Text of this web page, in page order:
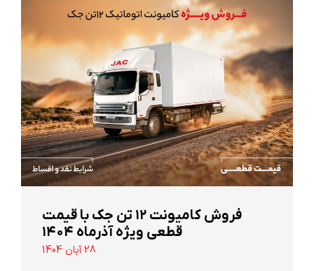
‌فروش کامیونت ۱۲ تن جک با قیمت
قطعی ویژه آذرماه ۱۴۰۴
28 آبان 1404